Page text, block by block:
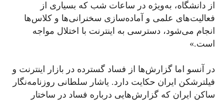
از دانشگاه، به‌ویژه در ساعات شب که بسیاری از
فعالیت‌های علمی و آماده‌سازی سخنرانی‌ها و کلاس‌ها
انجام می‌شود، دسترسی به اینترنت با اختلال مواجه
است.»
در آنسو اما گزارش‌ها از فساد گسترده در بازار اینترنت و
فیلترشکن ایران حکایت دارد. یاشار سلطانی روزنامه‌نگار
ساکن ایران که گزارش‌هایی درباره فساد در ساختار